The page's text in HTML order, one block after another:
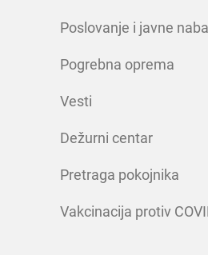
Poslovanje i javne
Pogrebna oprema
Vesti
Dežurni centar
Pretraga pokojnika
Vakcinacija protiv